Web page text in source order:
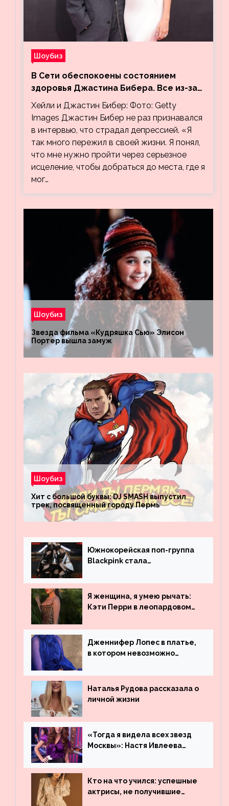
Шоубиз
В Сети обеспокоены состоянием
здоровья Джастина Бибера. Все из-за
видео, на котором его успокаивает
Хейли
Хейли и Джастин Бибер: Фото: Getty
Images Джастин Бибер не раз признавался
в интервью, что страдал депрессией. «Я
так много пережил в своей жизни. Я понял,
что мне нужно пройти через серьезное
исцеление, чтобы добраться до места, где я
мог…
Шоубиз
Звезда фильма «Кудряшка Сью» Элисон
Портер вышла замуж
Шоубиз
Хит с большой буквы: DJ SMASH выпустил
трек, посвященный городу Пермь
Южнокорейская поп-группа
Blackpink стала
просмотрам на YouTube. Они
обогнали даже Джастина
Бибера
Я женщина, я умею рычать:
Кэти Перри в леопардовом
Дженнифер Лопес в платье,
в котором невозможно
Наталья Рудова рассказала о
личной жизни
«Тогда я видела всех звезд
Москвы»: Настя Ивлеева
популярности и выложила
архивные фото
Кто на что учился: успешные
актрисы, не получившие